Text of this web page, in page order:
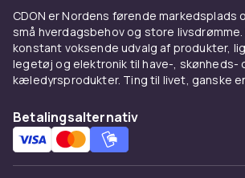
Gummibeskyttere -
møblerne pa plads
Gummibeskyttere under
dobbelt funktion: de beskytter
forhindrer møblerne i at glide. Det
ideelle til stole der bruges ofte,
kokkenstole og skrivebordsstole.
CDON er Nordens førende markedsplads
små hverdagsbehov og store
konstant voksende udvalg af produkter,
legetøj og elektronik til have-, skønheds-
kæledyrsprodukter. Ting til livet, ganske
Betalingsalternativ